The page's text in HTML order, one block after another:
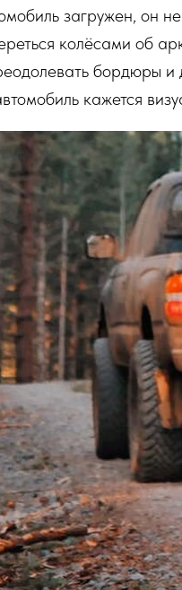
загружен, он
колёсами об
бордюры и
кажется